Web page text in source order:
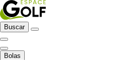
Buscar
Bolas